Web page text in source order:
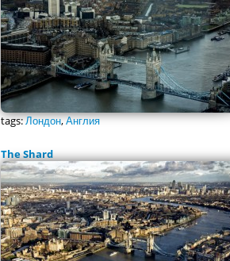
tags:Лондон,Англия
The Shard